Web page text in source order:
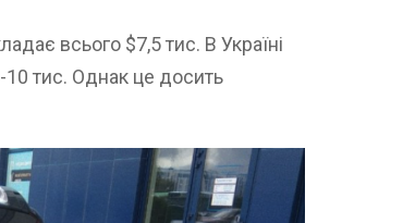
всього $7,5 тис. В Україні
тис. Однак це досить